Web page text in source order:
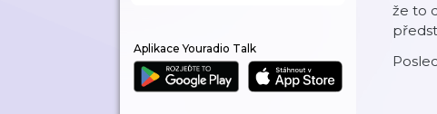
Aplikace Youradio Talk
že to